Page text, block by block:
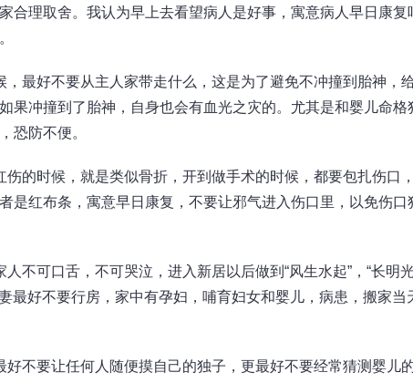
合理取舍。我认为早上去看望病人是好事，寓意病人早日康复
最好不要从主人家带走什么，这是为了避免不冲撞到胎神，
果冲撞到了胎神，自身也会有血光之灾的。尤其是和婴儿命格
恐防不便。
的时候，就是类似骨折，开到做手术的时候，都要包扎伤口
是红布条，寓意早日康复，不要让邪气进入伤口里，以免伤口
不可口舌，不可哭泣，进入新居以后做到“风生水起”，“长明
最好不要行房，家中有孕妇，哺育妇女和婴儿，病患，搬家当
不要让任何人随便摸自己的独子，更最好不要经常猜测婴儿